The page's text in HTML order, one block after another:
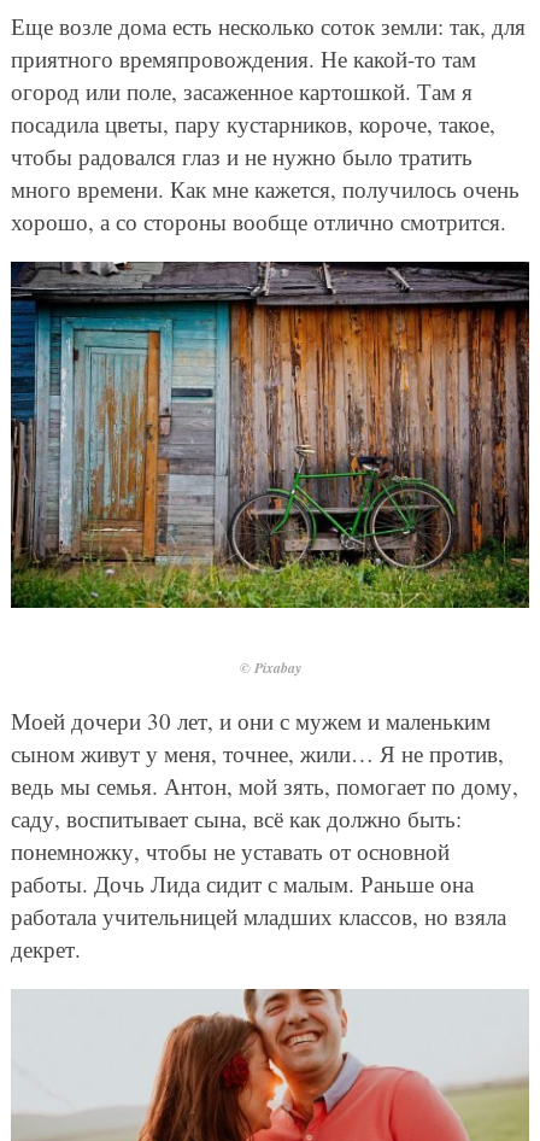
Еще возле дома есть несколько соток земли: так, для
приятного времяпровождения. Не какой-то там
огород или поле, засаженное картошкой. Там я
посадила цветы, пару кустарников, короче, такое,
чтобы радовался глаз и не нужно было тратить
много времени. Как мне кажется, получилось очень
хорошо, а со стороны вообще отлично смотрится.
© Pixabay
Моей дочери 30 лет, и они с мужем и маленьким
сыном живут у меня, точнее, жили… Я не против,
ведь мы семья. Антон, мой зять, помогает по дому,
саду, воспитывает сына, всё как должно быть:
понемножку, чтобы не уставать от основной
работы. Дочь Лида сидит с малым. Раньше она
работала учительницей младших классов, но взяла
декрет.